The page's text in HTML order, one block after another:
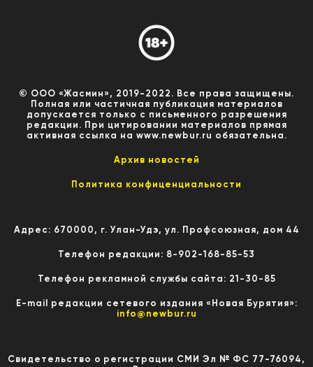
© ООО «Жасмин», 2019-2022. Все права защищены.
Полная или частичная публикация материалов
допускается только с письменного разрешения
редакции. При цитировании материалов прямая
активная ссылка на www.newbur.ru обязательна.
Архив новостей
Политика конфиценциальности
Адрес: 670000, г. Улан-Удэ, ул. Профсоюзная, дом 44
Телефон редакции: 8-902-168-85-53
Телефон рекламной службы сайта: 21-30-85
E-mail редакции сетевого издания «Новая Бурятия»:
info@newbur.ru
Свидетельство о регистрации СМИ Эл № ФС 77-76094,